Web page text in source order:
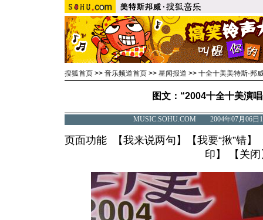
搜狐首页 >> 音乐频道首页 >> 星闻报道 >> 十全十美美特斯·邦
图文：“2004十全十美演
MUSIC.SOHU.COM 2004年07月06
页面功能 【我来说两句 】【我要“揪”错】
印 】 【 关闭